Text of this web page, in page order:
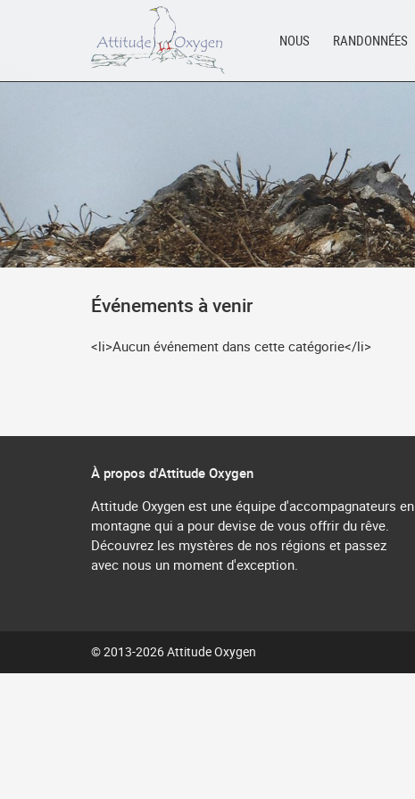
NOUS RANDONNÉES
Événements à venir
<li>Aucun événement dans cette catégorie</li>
À propos d'Attitude Oxygen
Attitude Oxygen est une équipe d'accompagnateurs en
montagne qui a pour devise de vous offrir du rêve.
Découvrez les mystères de nos régions et passez
avec nous un moment d'exception.
© 2013-2026 Attitude Oxygen